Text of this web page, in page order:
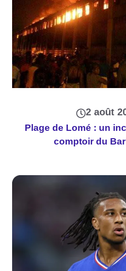
2 août
Plage de Lomé : un
comptoir du